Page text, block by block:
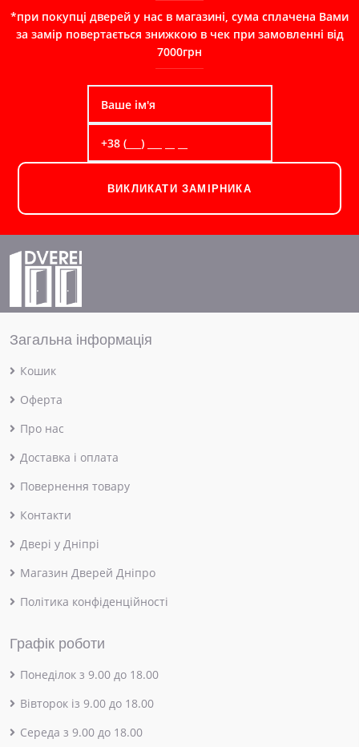
*при покупці дверей у нас в магазині, сума сплачена Вами
за замір повертається знижкою в чек при замовленні від
7000грн
ВИКЛИКАТИ ЗАМІРНИКА
Загальна інформація
Кошик
Оферта
Про нас
Доставка і оплата
Повернення товару
Контакти
Двері у Дніпрі
Магазин Дверей Дніпро
Політика конфіденційності
Графік роботи
Понеділок з 9.00 до 18.00
Вівторок із 9.00 до 18.00
Середа з 9.00 до 18.00